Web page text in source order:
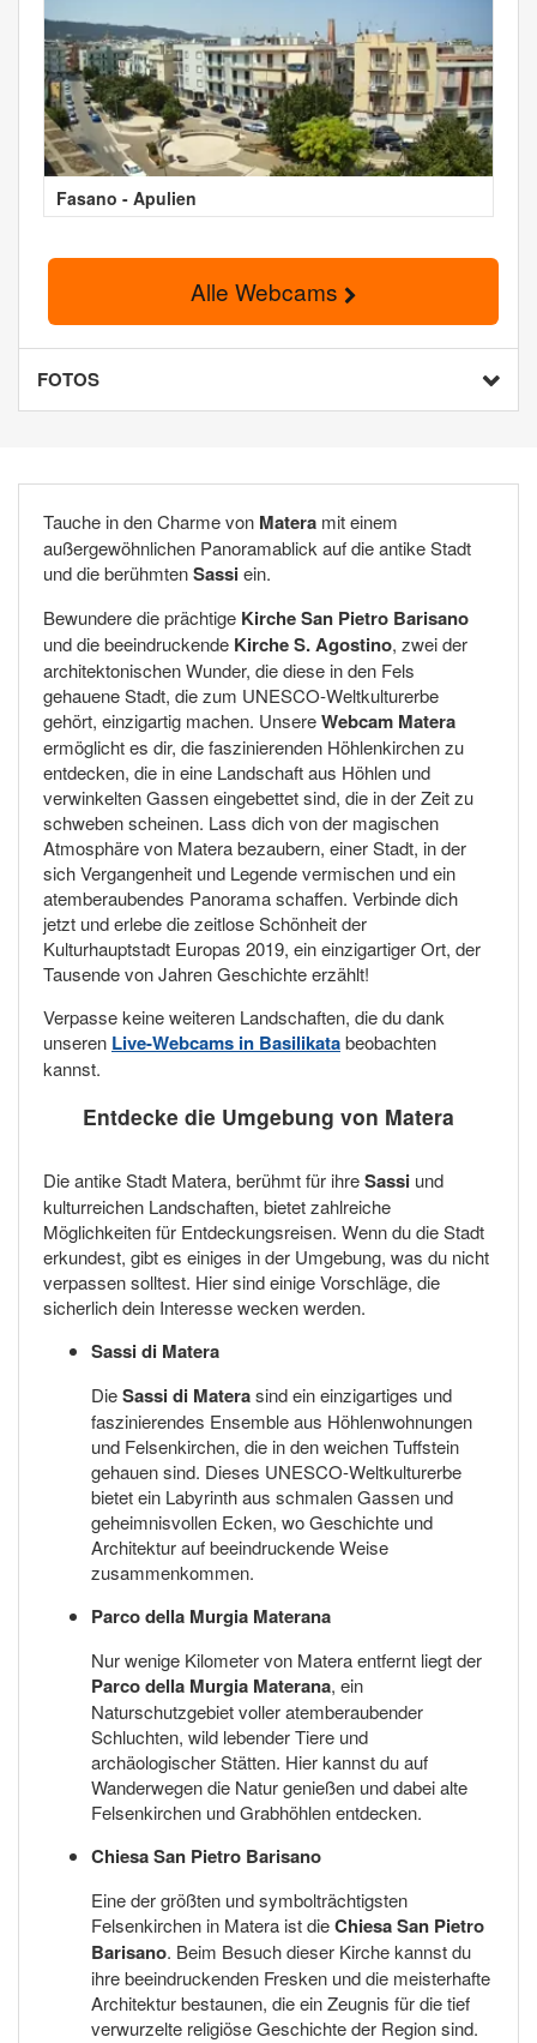
Fasano - Apulien
Alle Webcams
FOTOS
Tauche in den Charme von Matera mit einem
außergewöhnlichen Panoramablick auf die antike Stadt
und die berühmtenSassiein.
Bewundere die prächtige Kirche San Pietro Barisano
und die beeindruckende Kirche S. Agostino, zwei der
architektonischen Wunder, die diese in den Fels
gehauene Stadt, die zum UNESCO-Weltkulturerbe
gehört, einzigartig machen. UnsereWebcam Matera
ermöglicht es dir, die faszinierenden Höhlenkirchen zu
entdecken, die in eine Landschaft aus Höhlen und
verwinkelten Gassen eingebettet sind, die in der Zeit zu
schweben scheinen. Lass dich von der magischen
Atmosphäre von Matera bezaubern, einer Stadt, in der
sich Vergangenheit und Legende vermischen und ein
atemberaubendes Panorama schaffen. Verbinde dich
jetzt und erlebe die zeitlose Schönheit der
Kulturhauptstadt Europas 2019, ein einzigartiger Ort, der
Tausende von Jahren Geschichte erzählt!
Verpasse keine weiteren Landschaften, die du dank
unseren Live-Webcams in Basilikatabeobachten
kannst.
Entdecke die Umgebung von Matera
Die antike Stadt Matera, berühmt für ihreSassi und
kulturreichen Landschaften, bietet zahlreiche
Möglichkeiten für Entdeckungsreisen. Wenn du die Stadt
erkundest, gibt es einiges in der Umgebung, was du nicht
verpassen solltest. Hier sind einige Vorschläge, die
sicherlich dein Interesse wecken werden.
Sassi di Matera
DieSassi di Materasind ein einzigartiges und
faszinierendes Ensemble aus Höhlenwohnungen
und Felsenkirchen, die in den weichen Tuffstein
gehauen sind. Dieses UNESCO-Weltkulturerbe
bietet ein Labyrinth aus schmalen Gassen und
geheimnisvollen Ecken, wo Geschichte und
Architektur auf beeindruckende Weise
zusammenkommen.
Parco della Murgia Materana
Nur wenige Kilometer von Matera entfernt liegt der
Parco della Murgia Materana, ein
Naturschutzgebiet voller atemberaubender
Schluchten, wild lebender Tiere und
archäologischer Stätten. Hier kannst du auf
Wanderwegen die Natur genießen und dabei alte
Felsenkirchen und Grabhöhlen entdecken.
Chiesa San Pietro Barisano
Eine der größten und symbolträchtigsten
Felsenkirchen in Matera ist dieChiesa San Pietro
Barisano. Beim Besuch dieser Kirche kannst du
ihre beeindruckenden Fresken und die meisterhafte
Architektur bestaunen, die ein Zeugnis für die tief
verwurzelte religiöse Geschichte der Region sind.